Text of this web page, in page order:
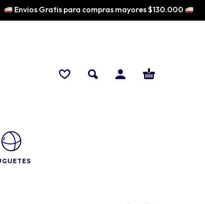
Gratis para compras mayores $130.000